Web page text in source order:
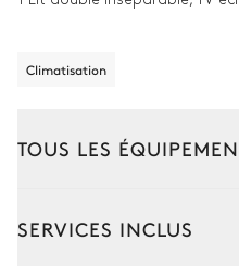
Climatisation
TOUS LES
SERVICES INCLUS